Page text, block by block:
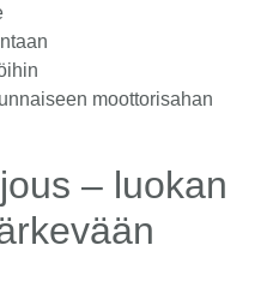
moottorisahan
– luokan